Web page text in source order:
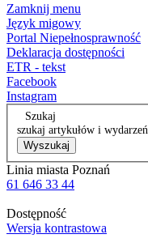
Zamknij menu
Język migowy
Portal Niepełnosprawność
Deklaracja dostępności
ETR - tekst
Facebook
Instagram
Szukaj
szukaj artykułów i wydarzeń
Wyszukaj
Linia miasta Poznań
61 646 33 44
Dostępność
Wersja kontrastowa